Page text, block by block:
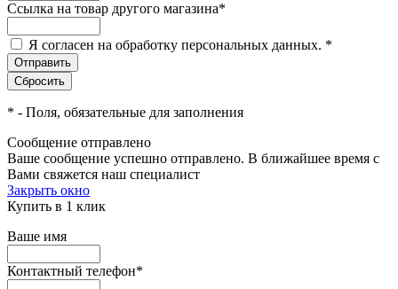
Ссылка на товар другого магазина*
Я согласен на обработку персональных данных. *
* - Поля, обязательные для заполнения
Сообщение отправлено
Ваше сообщение успешно отправлено. В ближайшее время с
Вами свяжется наш специалист
Закрыть окно
Купить в 1 клик
Ваше имя
Контактный телефон*